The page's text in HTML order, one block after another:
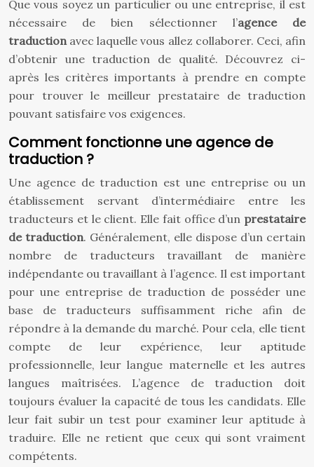
Que vous soyez un particulier ou une entreprise, il est
nécessaire de bien sélectionner l’agence de
traduction avec laquelle vous allez collaborer. Ceci, afin
d’obtenir une traduction de qualité. Découvrez ci-
après les critères importants à prendre en compte
pour trouver le meilleur prestataire de traduction
pouvant satisfaire vos exigences.
Comment fonctionne une agence de
traduction ?
Une agence de traduction est une entreprise ou un
établissement servant d’intermédiaire entre les
traducteurs et le client. Elle fait office d’un prestataire
de traduction. Généralement, elle dispose d’un certain
nombre de traducteurs travaillant de manière
indépendante ou travaillant à l’agence. Il est important
pour une entreprise de traduction de posséder une
base de traducteurs suffisamment riche afin de
répondre à la demande du marché. Pour cela, elle tient
compte de leur expérience, leur aptitude
professionnelle, leur langue maternelle et les autres
langues maîtrisées. L’agence de traduction doit
toujours évaluer la capacité de tous les candidats. Elle
leur fait subir un test pour examiner leur aptitude à
traduire. Elle ne retient que ceux qui sont vraiment
compétents.